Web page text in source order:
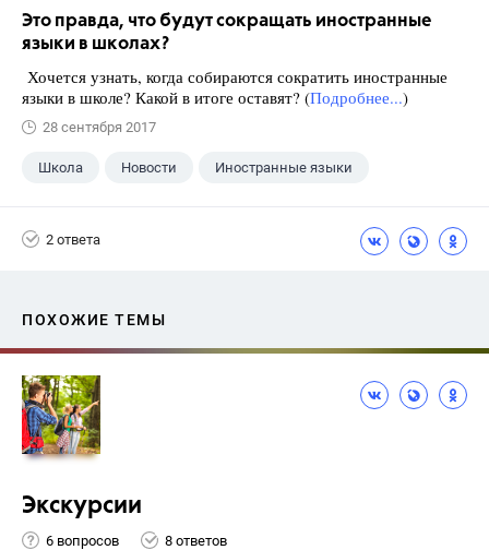
Это правда, что будут сокращать иностранные
языки в школах?
Хочется узнать, когда собираются сократить иностранные
языки в школе? Какой в итоге оставят? (Подробнее...)
28 сентября 2017
Школа Новости Иностранные языки
2 ответа
ПОХОЖИЕ ТЕМЫ
Экскурсии
6 вопросов 8 ответов